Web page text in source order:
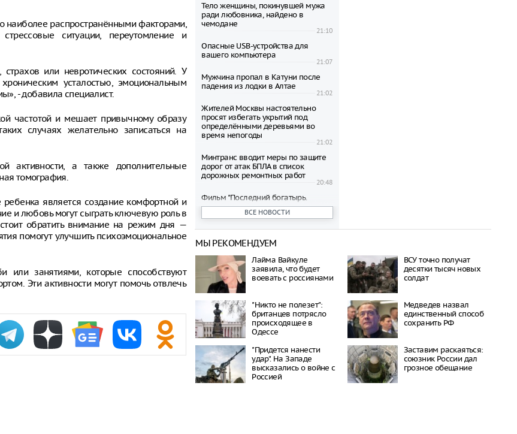
наиболее распространёнными факторами,
ситуации, переутомление и
или невротических состояний. У
усталостью, эмоциональным
- добавила специалист.
частотой и мешает привычному образу
случаях желательно записаться на
активности, а также дополнительные
томография.
является создание комфортной и
и любовь могут сыграть ключевую роль в
обратить внимание на режим дня —
помогут улучшить психоэмоциональное
или занятиями, которые способствуют
Эти активности могут помочь отвлечь
Тело женщины, покинувшей мужа
ради любовника, найдено в
чемодане
21:10
Опасные USB-устройства для
вашего компьютера
21:07
Мужчина пропал в Катуни после
падения из лодки в Алтае
21:02
Жителей Москвы настоятельно
просят избегать укрытий под
определёнными деревьями во
время непогоды
21:02
Минтранс вводит меры по защите
дорог от атак БПЛА в список
дорожных ремонтных работ
20:48
Фильм "Последний богатырь.
Колобок" собрал почти 45
миллионов рублей в день
20:42
Зеленский объявил о намерении
запустить спецоперацию по
санкциям против России
20:27
Департамент транспорта Москвы
рассмотрел возможность зимнего
проката самокатов
20:23
Самый доступный «Москвич» в
России стал рекордно дешевле
Путин одобрил приватизацию
аэропорта Шереметьево
ВСЕ НОВОСТИ
МЫ РЕКОМЕНДУЕМ
Лайма Вайкуле
заявила, что будет
воевать с россиянами
ВСУ точно получат
десятки тысяч новых
солдат
"Никто не полезет":
британцев потрясло
происходящее в
Одессе
Медведев назвал
единственный способ
сохранить РФ
"Придется нанести
удар". На Западе
высказались о войне с
Россией
Заставим раскаяться:
союзник России дал
грозное обещание